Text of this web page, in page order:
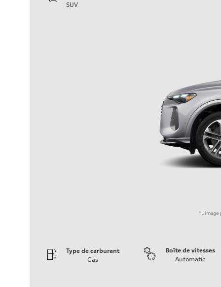
SUV
*L’image
Type de carburant
Gas
Boîte de vitesses
Automatic